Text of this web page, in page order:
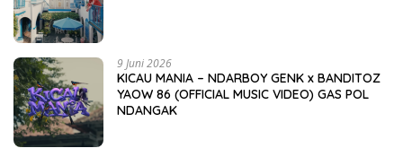
9 Juni 2026
KICAU MANIA – NDARBOY GENK x BANDITOZ
YAOW 86 (OFFICIAL MUSIC VIDEO) GAS POL
NDANGAK